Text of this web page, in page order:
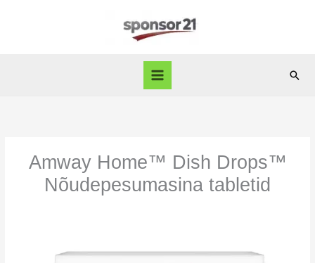
Amway Home™ Dish Drops™
Nõudepesumasina tabletid